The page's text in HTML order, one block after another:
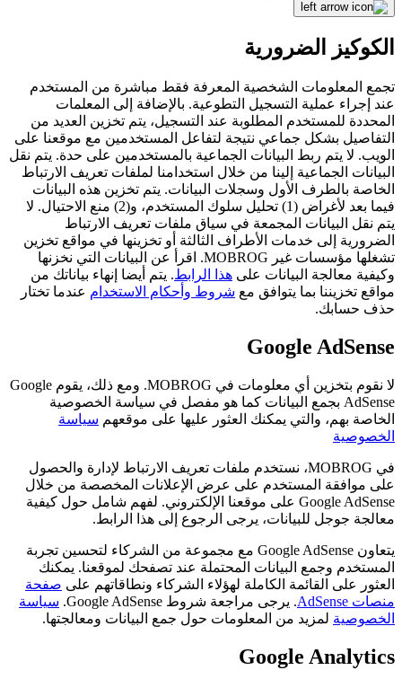
الكوكيز الضرورية
تجمع المعلومات الشخصية المعرفة فقط مباشرة من المستخدم
عند إجراء عملية التسجيل التطوعية. بالإضافة إلى المعلمات
المحددة للمستخدم المطلوبة عند التسجيل، يتم تخزين العديد من
التفاصيل بشكل جماعي نتيجة لتفاعل المستخدمين مع موقعنا على
الويب. لا يتم ربط البيانات الجماعية بالمستخدمين على حدة. يتم نقل
البيانات الجماعية إلينا من خلال استخدامنا لملفات تعريف الارتباط
الخاصة بالطرف الأول وسجلات البيانات. يتم تخزين هذه البيانات
فيما بعد لأغراض (1) تحليل سلوك المستخدم، و(2) منع الاحتيال. لا
يتم نقل البيانات المجمعة في سياق ملفات تعريف الارتباط
الضرورية إلى خدمات الأطراف الثالثة أو تخزينها في مواقع تخزين
تشغلها مؤسسات غير MOBROG. اقرأ عن البيانات التي نخزنها
وكيفية معالجة البيانات على هذا الرابط. يتم أيضا إنهاء بياناتك من
مواقع تخزيننا بما يتوافق مع شروط وأحكام الاستخدام عندما تختار
حذف حسابك.
Google AdSense
لا نقوم بتخزين أي معلومات في MOBROG. ومع ذلك، يقوم Google
AdSense بجمع البيانات كما هو مفصل في سياسة الخصوصية
الخاصة بهم، والتي يمكنك العثور عليها على موقعهم سياسة
الخصوصية
في MOBROG، نستخدم ملفات تعريف الارتباط لإدارة والحصول
على موافقة المستخدم على عرض الإعلانات المخصصة من خلال
Google AdSense على موقعنا الإلكتروني. لفهم شامل حول كيفية
معالجة جوجل للبيانات، يرجى الرجوع إلى هذا الرابط.
يتعاون Google AdSense مع مجموعة من الشركاء لتحسين تجربة
المستخدم وجمع البيانات المحتملة عند تصفحك لموقعنا. يمكنك
العثور على القائمة الكاملة لهؤلاء الشركاء ونطاقاتهم على صفحة
منصات AdSense
. يرجى مراجعة شروط Google AdSense.
سياسة
الخصوصية لمزيد من المعلومات حول جمع البيانات ومعالجتها.
Google Analytics